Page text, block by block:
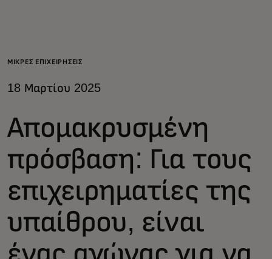
Για επιχειρήσεις
Για τον κόσμο
Για καινοτόμους
Νέα και τάσεις
ΜΙΚΡΈΣ ΕΠΙΧΕΙΡΉΣΕΙΣ
18 Μαρτίου 2025
Απομακρυσμένη
πρόσβαση: Για τους
επιχειρηματίες της
υπαίθρου, είναι